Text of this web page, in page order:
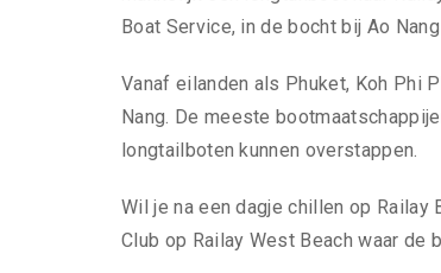
Boat Service, in de bocht bij Ao
Vanaf eilanden als Phuket, Koh Phi
Nang. De meeste
longtailboten kunnen overstappen.
Wil je na een dagje chillen op Railay
Club op Railay West Beach waar de